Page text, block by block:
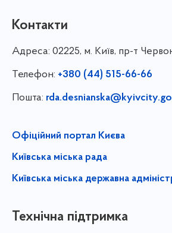
Контакти
Адреса: 02225, м. Київ, пр-т
Телефон: +380 (44) 515-66-66
Пошта:
Офіційний портал Києва
Київська міська рада
Київська міська державна
Технічна підтримка